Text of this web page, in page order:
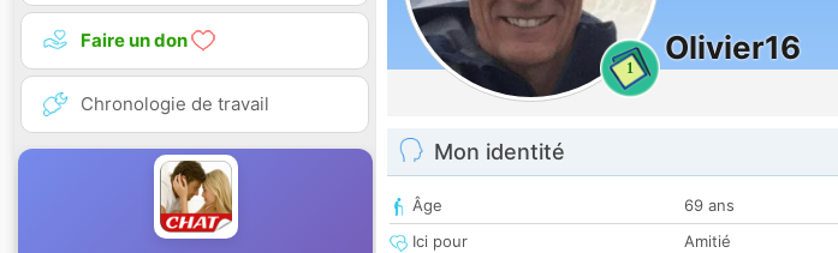
Faire un don
Chronologie de travail
1
Olivier16
Mon identité
Âge
69 ans
Ici pour
Amitié